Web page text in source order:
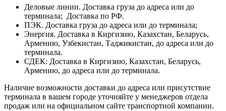
Деловые линии. Доставка груза до адреса или до
терминала; Доставка по РФ.
ПЭК. Доставка груза до адреса или до терминала;
Энергия. Доставка в Киргизию, Казахстан, Беларусь,
Армению, Узбекистан, Таджикистан, до адреса или до
терминала.
СДЕК: Доставка в Киргизию, Казахстан, Беларусь,
Армению, до адреса или до терминала.
Наличие возможности доставки до адреса или присутствие
терминала в вашем городе уточняйте у менеджеров отдела
продаж или на официальном сайте транспортной компании.